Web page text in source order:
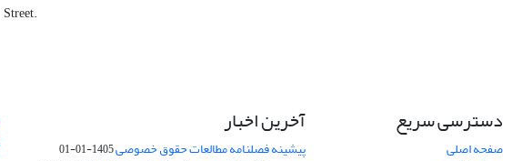
Street.
دسترسی سریع
صفحه اصلی
آخرین اخبار
پیشینه فصلنامه مطالعات حقوق خصوصی1405-01-01